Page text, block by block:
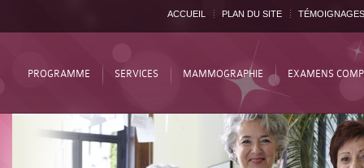
ACCUEIL PLAN DU SITE TÉMOIGNAGES
PROGRAMME SERVICES MAMMOGRAPHIE EXAMENS